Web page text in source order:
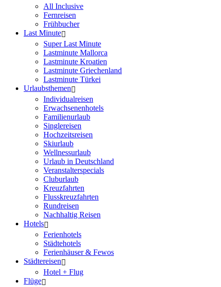
All Inclusive
Fernreisen
Frühbucher
Last Minute
Super Last Minute
Lastminute Mallorca
Lastminute Kroatien
Lastminute Griechenland
Lastminute Türkei
Urlaubsthemen
Individualreisen
Erwachsenenhotels
Familienurlaub
Singlereisen
Hochzeitsreisen
Skiurlaub
Wellnessurlaub
Urlaub in Deutschland
Veranstalterspecials
Cluburlaub
Kreuzfahrten
Flusskreuzfahrten
Rundreisen
Nachhaltig Reisen
Hotels
Ferienhotels
Städtehotels
Ferienhäuser & Fewos
Städtereisen
Hotel + Flug
Flüge